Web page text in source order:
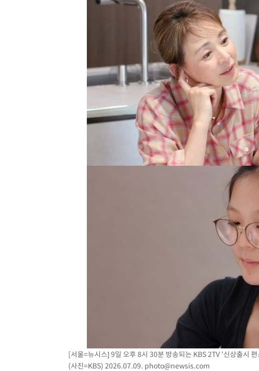
[서울=뉴시스] 9일 오후 8시 30분 방송되는 KBS 2TV '신상출시
(사진=KBS) 2026.07.09. photo@newsis.com